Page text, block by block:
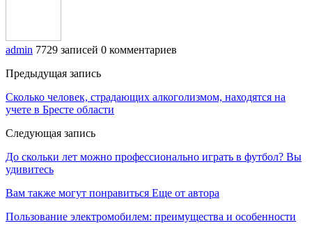
admin 7729 записей 0 комментариев
Предыдущая запись
Сколько человек, страдающих алкоголизмом, находятся на
учете в Бресте области
Следующая запись
До скольки лет можно профессионально играть в футбол? Вы
удивитесь
Вам также могут понравиться Еще от автора
Пользование электромобилем: преимущества и особенности